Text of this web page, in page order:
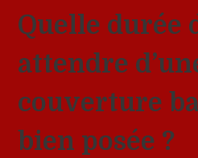
Quelle durée
attendre
couverture
bien posée ?